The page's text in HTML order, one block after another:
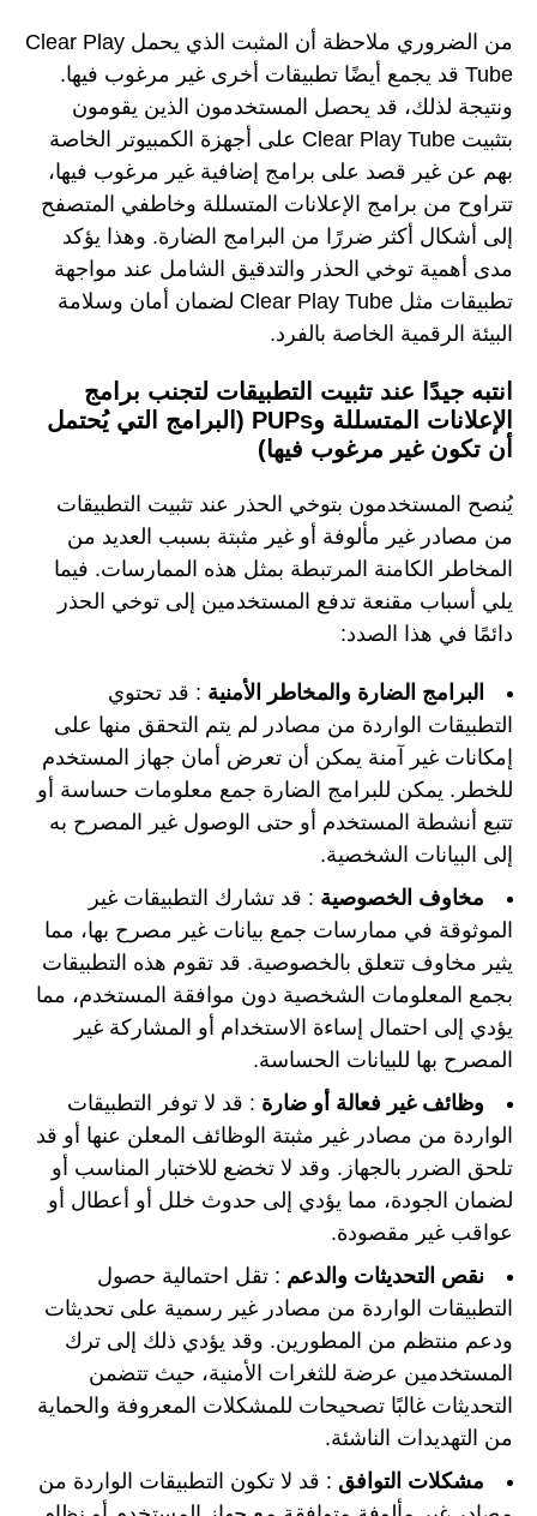
من الضروري ملاحظة أن المثبت الذي يحمل Clear Play
Tube قد يجمع أيضًا تطبيقات أخرى غير مرغوب فيها.
ونتيجة لذلك، قد يحصل المستخدمون الذين يقومون
بتثبيت Clear Play Tube على أجهزة الكمبيوتر الخاصة
بهم عن غير قصد على برامج إضافية غير مرغوب فيها،
تتراوح من برامج الإعلانات المتسللة وخاطفي المتصفح
إلى أشكال أكثر ضررًا من البرامج الضارة. وهذا يؤكد
مدى أهمية توخي الحذر والتدقيق الشامل عند مواجهة
تطبيقات مثل Clear Play Tube لضمان أمان وسلامة
البيئة الرقمية الخاصة بالفرد.
انتبه جيدًا عند تثبيت التطبيقات لتجنب برامج
الإعلانات المتسللة وPUPs (البرامج التي يُحتمل
أن تكون غير مرغوب فيها)
يُنصح المستخدمون بتوخي الحذر عند تثبيت التطبيقات
من مصادر غير مألوفة أو غير مثبتة بسبب العديد من
المخاطر الكامنة المرتبطة بمثل هذه الممارسات. فيما
يلي أسباب مقنعة تدفع المستخدمين إلى توخي الحذر
دائمًا في هذا الصدد:
البرامج الضارة والمخاطر الأمنية : قد تحتوي
التطبيقات الواردة من مصادر لم يتم التحقق منها على
إمكانات غير آمنة يمكن أن تعرض أمان جهاز المستخدم
للخطر. يمكن للبرامج الضارة جمع معلومات حساسة أو
تتبع أنشطة المستخدم أو حتى الوصول غير المصرح به
إلى البيانات الشخصية.
مخاوف الخصوصية : قد تشارك التطبيقات غير
الموثوقة في ممارسات جمع بيانات غير مصرح بها، مما
يثير مخاوف تتعلق بالخصوصية. قد تقوم هذه التطبيقات
بجمع المعلومات الشخصية دون موافقة المستخدم، مما
يؤدي إلى احتمال إساءة الاستخدام أو المشاركة غير
المصرح بها للبيانات الحساسة.
وظائف غير فعالة أو ضارة : قد لا توفر التطبيقات
الواردة من مصادر غير مثبتة الوظائف المعلن عنها أو قد
تلحق الضرر بالجهاز. وقد لا تخضع للاختبار المناسب أو
لضمان الجودة، مما يؤدي إلى حدوث خلل أو أعطال أو
عواقب غير مقصودة.
نقص التحديثات والدعم : تقل احتمالية حصول
التطبيقات الواردة من مصادر غير رسمية على تحديثات
ودعم منتظم من المطورين. وقد يؤدي ذلك إلى ترك
المستخدمين عرضة للثغرات الأمنية، حيث تتضمن
التحديثات غالبًا تصحيحات للمشكلات المعروفة والحماية
من التهديدات الناشئة.
مشكلات التوافق : قد لا تكون التطبيقات الواردة من